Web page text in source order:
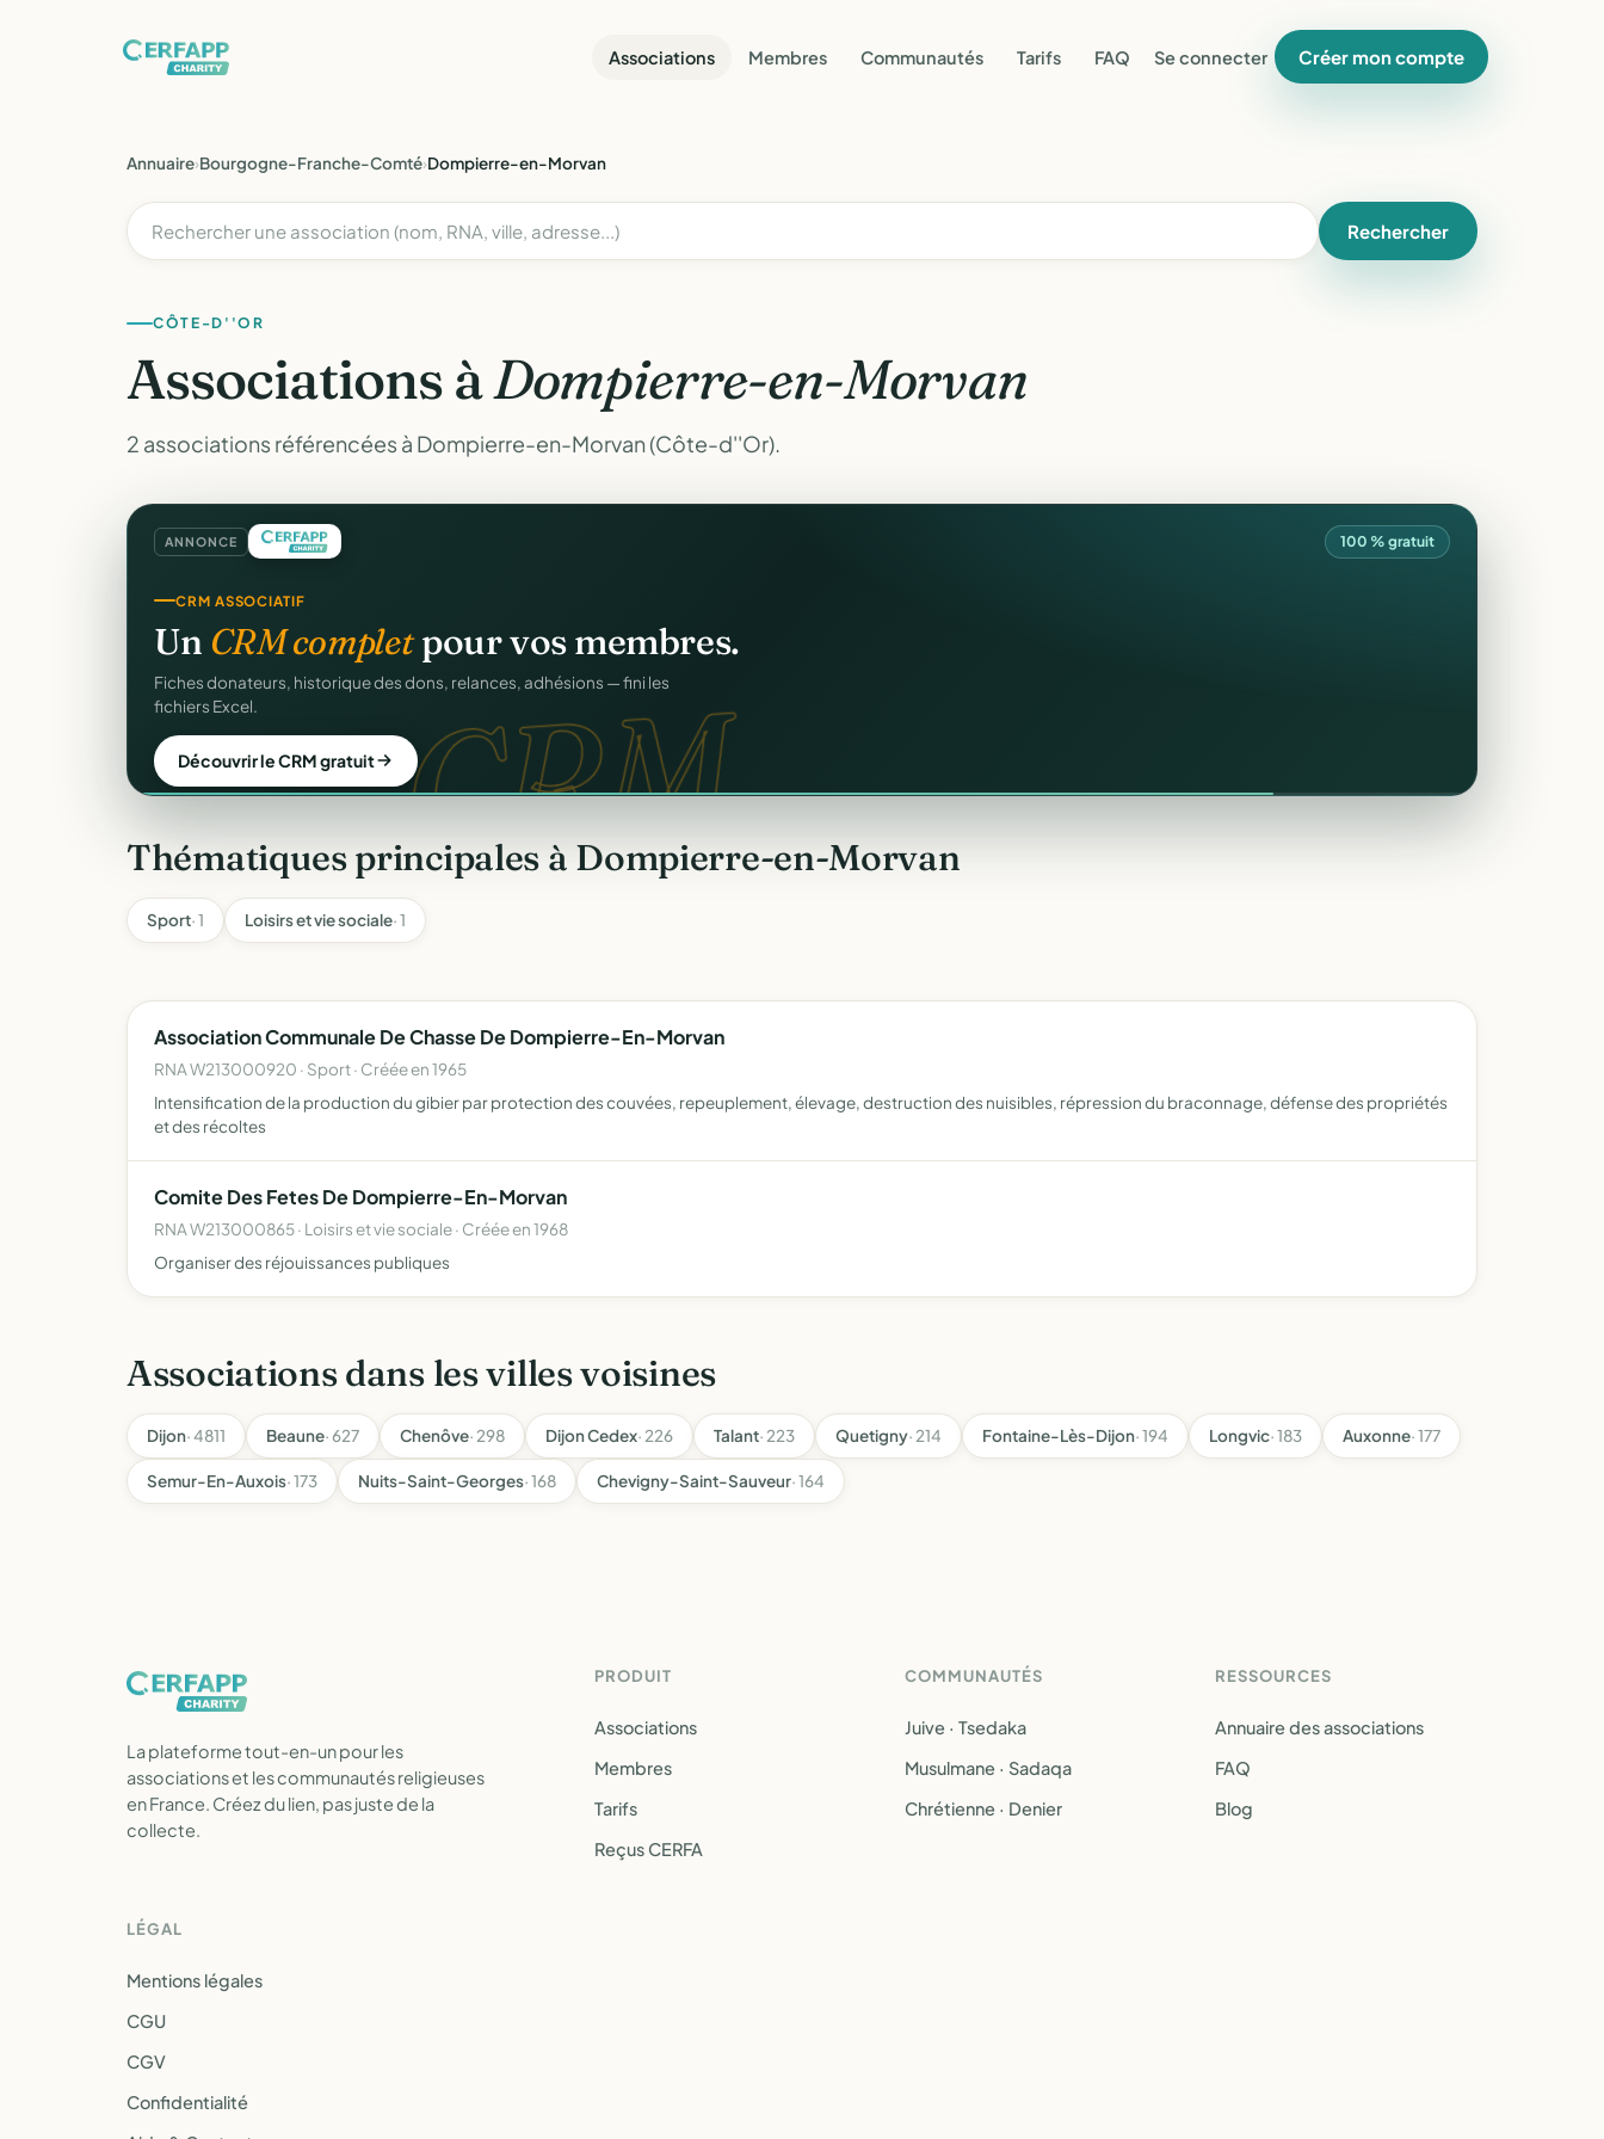
Associations Membres Communautés Tarifs FAQ Se connecter Créer mon compte
Annuaire›Bourgogne-Franche-Comté›Dompierre-en-Morvan
Rechercher
CÔTE-D''OR
Associations àDompierre-en-Morvan
2 associations référencées à Dompierre-en-Morvan (Côte-d''Or).
ANNONCE 100 % gratuit
CRM.
CRM ASSOCIATIF
Un CRM completpour vos membres.
Fiches donateurs, historique des dons, relances, adhésions — fini les
fichiers Excel.
Découvrir le CRM gratuit
Thématiques principales à Dompierre-en-Morvan
Sport· 1 Loisirs et vie sociale· 1
Association Communale De Chasse De Dompierre-En-Morvan
RNA W213000920 · Sport · Créée en 1965
Intensification de la production du gibier par protection des couvées, repeuplement, élevage, destruction des nuisibles, répression du braconnage, défense des propriétés
et des récoltes
Comite Des Fetes De Dompierre-En-Morvan
RNA W213000865 · Loisirs et vie sociale · Créée en 1968
Organiser des réjouissances publiques
Associations dans les villes voisines
Dijon· 4811 Beaune· 627 Chenôve· 298 Dijon Cedex· 226 Talant· 223 Quetigny· 214 Fontaine-Lès-Dijon· 194 Longvic· 183 Auxonne· 177
Semur-En-Auxois· 173 Nuits-Saint-Georges· 168 Chevigny-Saint-Sauveur· 164
La plateforme tout-en-un pour les
associations et les communautés religieuses
en France. Créez du lien, pas juste de la
collecte.
PRODUIT
Associations
Membres
Tarifs
Reçus CERFA
COMMUNAUTÉS
Juive · Tsedaka
Musulmane · Sadaqa
Chrétienne · Denier
RESSOURCES
Annuaire des associations
FAQ
Blog
LÉGAL
Mentions légales
CGU
CGV
Confidentialité